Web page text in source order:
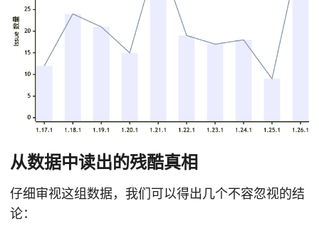
从数据中读出的残酷真相
仔细审视这组数据，我们可以得出几个不容忽视的结
论：